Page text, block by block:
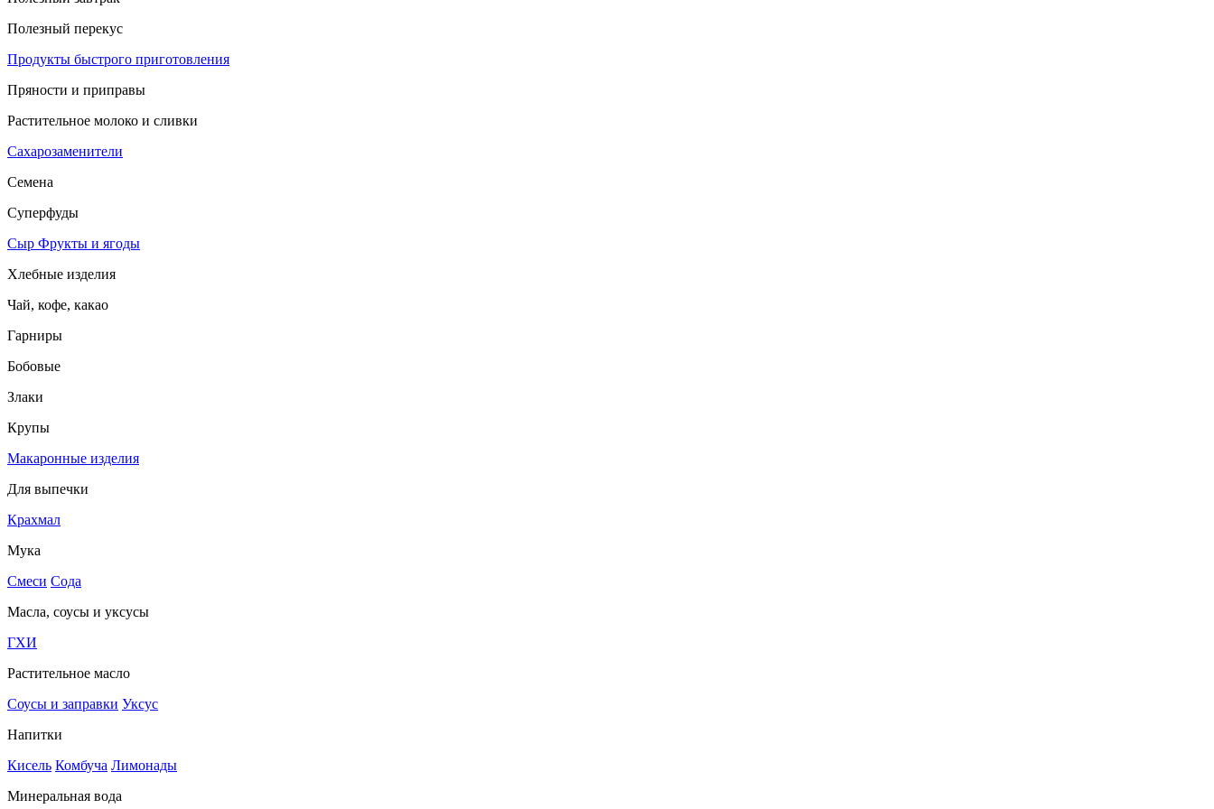
Полезный перекус
Продукты быстрого приготовления
Пряности и приправы
Растительное молоко и сливки
Сахарозаменители
Семена
Суперфуды
Сыр Фрукты и ягоды
Хлебные изделия
Чай, кофе, какао
Гарниры
Бобовые
Злаки
Крупы
Макаронные изделия
Для выпечки
Крахмал
Мука
Смеси Сода
Масла, соусы и уксусы
ГХИ
Растительное масло
Соусы и заправки Уксус
Напитки
Кисель Комбуча Лимонады
Минеральная вода